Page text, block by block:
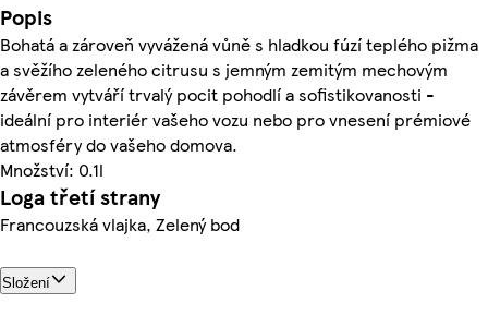
Popis
Bohatá a zároveň vyvážená vůně s hladkou fúzí teplého pižma
a svěžího zeleného citrusu s jemným zemitým mechovým
závěrem vytváří trvalý pocit pohodlí a sofistikovanosti -
ideální pro interiér vašeho vozu nebo pro vnesení prémiové
atmosféry do vašeho domova.
Množství: 0.1l
Loga třetí strany
Francouzská vlajka, Zelený bod
Složení